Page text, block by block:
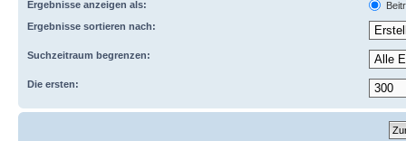
Ergebnisse anzeigen als:
Ergebnisse sortieren nach:
Suchzeitraum begrenzen:
Die ersten: